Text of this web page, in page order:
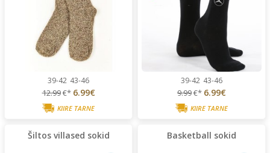
39-42 43-46
12.99€* 6.99€
KIIRE TARNE
39-42 43-46
9.99€* 6.99€
KIIRE TARNE
Šiltos villased sokid Basketball sokid